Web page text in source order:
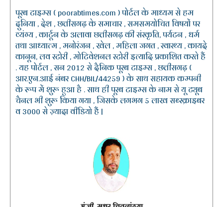
पूरब टाइम्स ( poorabtimes.com ) पोर्टल के माध्यम से हम
दुनिया , देश , छत्तीसगढ़ के समाचार , समसमयोचित विषयों पर
व्यंग्य , कार्टून के अलावा छत्तीसगढ़ की संस्कृति, पर्यटन , धर्म
तथा आध्यात्म , मनोरंजन , खेल , महिला जगत , स्वास्थ्य , कायदे
कानून, लव स्टोरी , मोटिवेशनल स्टोरी इत्यादि प्रकाशित करते हैं
. यह पोर्टल , सन 2012 से दैनिक पूरब टाइम्स , छत्तीसगढ़ (
आर.एन.आई नंबर CHH/BIL/44259 ) के साथ सहायक कम्पनी
के रूप में शुरू हुआ है . साथ ही पूरब टाइम्स के नाम से यू ट्यूब
चैनल भी शुरू किया गया , जिसके लगभग 5 लाख सब्स्क्राइबर
व 3000 से ज़्यादा वीडियो हैं |